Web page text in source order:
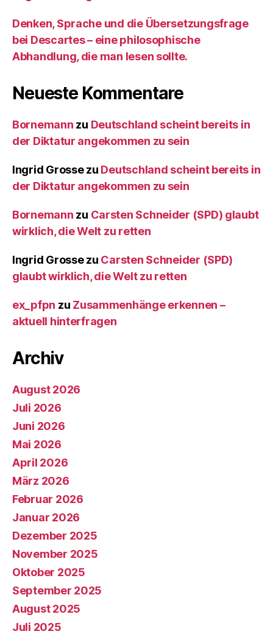
Denken, Sprache und die Übersetzungsfrage
bei Descartes – eine philosophische
Abhandlung, die man lesen sollte.
Neueste Kommentare
Bornemann zu Deutschland scheint bereits in
der Diktatur angekommen zu sein
Ingrid Grossezu Deutschland scheint bereits in
der Diktatur angekommen zu sein
Bornemann zu Carsten Schneider (SPD) glaubt
wirklich, die Welt zu retten
Ingrid Grossezu Carsten Schneider (SPD)
glaubt wirklich, die Welt zu retten
ex_pfpn zu Zusammenhänge erkennen –
aktuell hinterfragen
Archiv
August 2026
Juli 2026
Juni 2026
Mai 2026
April 2026
März 2026
Februar 2026
Januar 2026
Dezember 2025
November 2025
Oktober 2025
September 2025
August 2025
Juli 2025